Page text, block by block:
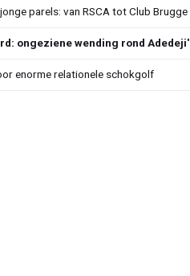
parels: van RSCA tot Club Brugge
ongeziene wending rond Adedeji'
enorme relationele schokgolf